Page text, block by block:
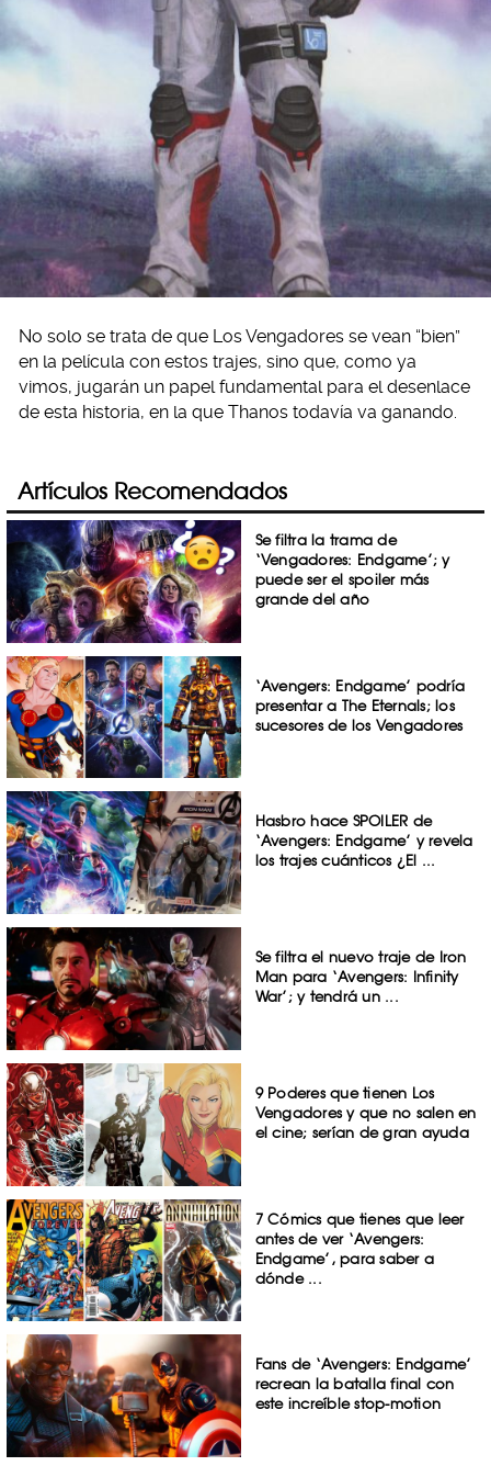
No solo se trata de que Los Vengadores se vean “bien”
en la película con estos trajes, sino que, como ya
vimos, jugarán un papel fundamental para el desenlace
de esta historia, en la que Thanos todavía va ganando.
Artículos Recomendados
Se filtra la trama de
‘Vengadores: Endgame’; y
puede ser el spoiler más
grande del año
‘Avengers: Endgame’ podría
presentar a The Eternals; los
sucesores de los Vengadores
Hasbro hace SPOILER de
‘Avengers: Endgame’ y revela
los trajes cuánticos ¿El ...
Se filtra el nuevo traje de Iron
Man para ‘Avengers: Infinity
War’; y tendrá un ...
9 Poderes que tienen Los
Vengadores y que no salen en
el cine; serían de gran ayuda
7 Cómics que tienes que leer
antes de ver ‘Avengers:
Endgame’, para saber a
dónde ...
Fans de ‘Avengers: Endgame’
recrean la batalla final con
este increíble stop-motion